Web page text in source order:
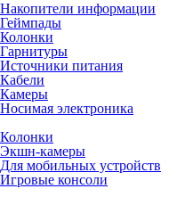
Накопители информации
Геймпады
Колонки
Гарнитуры
Источники питания
Кабели
Камеры
Носимая электроника
Колонки
Экшн-камеры
Для мобильных устройств
Игровые консоли